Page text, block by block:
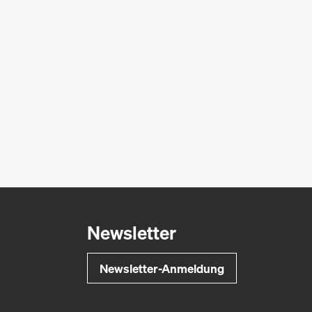
Newsletter
Newsletter-Anmeldung